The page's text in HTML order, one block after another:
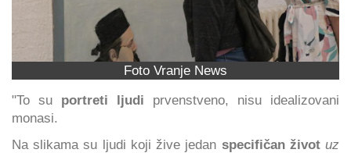
Foto Vranje News
"To su portreti ljudi prvenstveno, nisu idealizovani
monasi.
Na slikama su ljudi koji žive jedan specifičan život uz